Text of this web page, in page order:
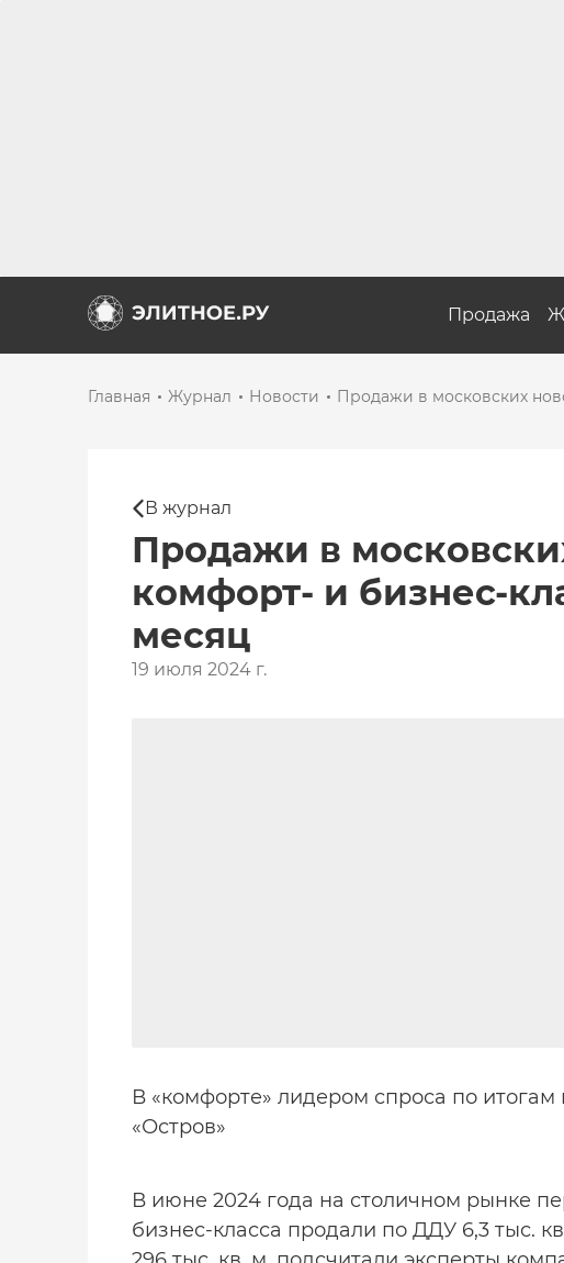
Продажа
Главная Журнал Новости Продажи в московских
В журнал
Продажи в
комфорт- и бизнес-
месяц
19 июля 2024 г.
В «комфорте» лидером спроса по
«Остров»
В июне 2024 года на столичном рынке
бизнес-класса продали по ДДУ 6,3 тыс.